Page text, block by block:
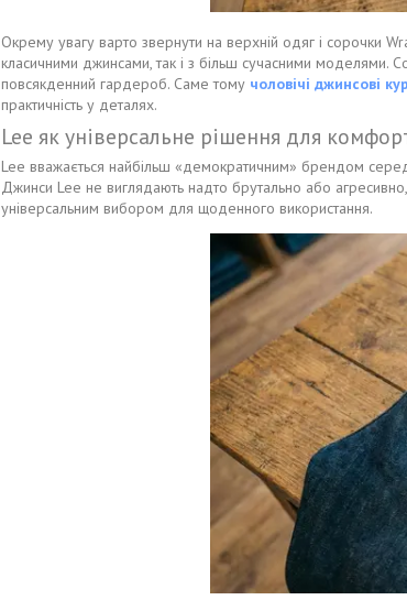
Окрему увагу варто звернути на верхній одяг і сорочки
класичними джинсами, так і з більш сучасними моделями.
повсякденний гардероб. Саме тому чоловічі джинсові
практичність у деталях.
Lee як універсальне рішення для
Lee вважається найбільш «демократичним» брендом
Джинси Lee не виглядають надто брутально або
універсальним вибором для щоденного використання.